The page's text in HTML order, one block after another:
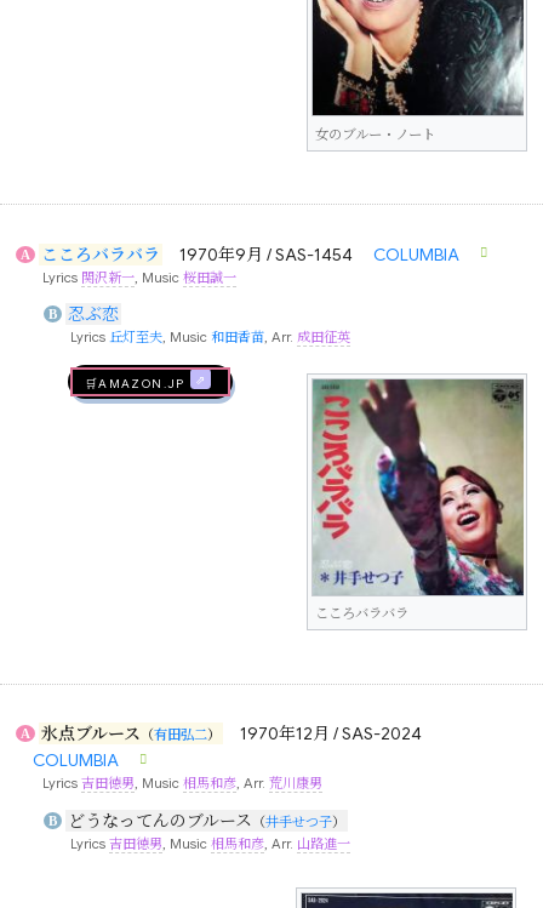
女のブルー・ノート
A こころバラバラ 1970年9月 / SAS-1454 COLUMBIA
Lyrics 関沢新一 , Music桜田誠一
B 忍ぶ恋
Lyrics 丘灯至夫, Music 和田香苗, Arr. 成田征英
こころバラバラ
🛒AMAZON.jp
A 氷点ブルース （有田弘二）
1970年12月 / SAS-2024
COLUMBIA
Lyrics吉田徳男, Music相馬和彦, Arr.荒川康男
B どうなってんのブルース （井手せつ子）
Lyrics 吉田徳男 , Music 相馬和彦, Arr. 山路進一